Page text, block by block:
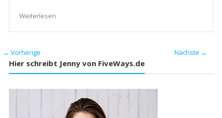
Weiterlesen
← Vorherige Nächste →
Hier schreibt Jenny von FiveWays.de